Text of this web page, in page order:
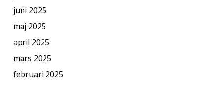
juni 2025
maj 2025
april 2025
mars 2025
februari 2025